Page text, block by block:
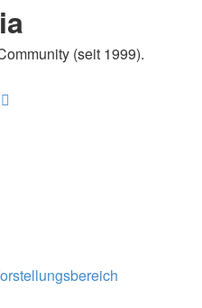
(seit 1999).